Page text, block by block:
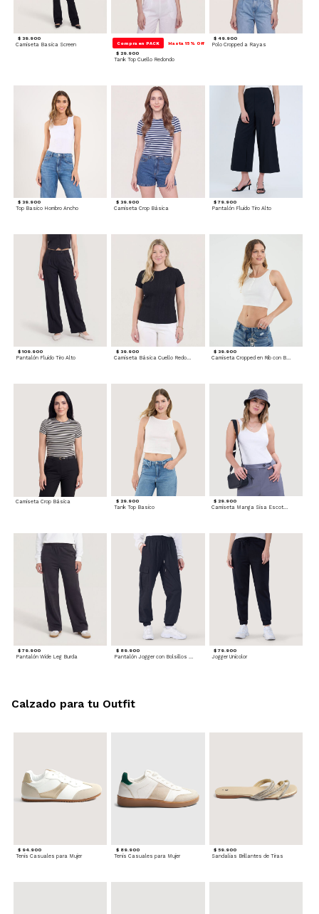
$ 39.900
Camiseta Basica Screen Compra en PACK Hasta 15% Off
$ 29.900
Tank Top Cuello Redondo
$ 49.900
Polo Cropped a Rayas
$ 39.900
Top Basico Hombro Ancho
$ 39.900
Camiseta Crop Básica
$ 79.900
Pantalón Fluido Tiro Alto
$ 109.900
Pantalón Fluido Tiro Alto
$ 39.900
Camiseta Básica Cuello Redondo
$ 39.900
Camiseta Cropped en Rib con Botones
Camiseta Crop Básica $ 29.900
Tank Top Basico
$ 29.900
Camiseta Manga Sisa Escotada
$ 79.900
Pantalón Wide Leg Burda
$ 89.900 $ 79.900
Jogger Unicolor
$ 94.900
Tenis Casuales para Mujer
$ 89.900
Tenis Casuales para Mujer
$ 59.900
Sandalias Brillantes de Tiras
Calzado para tu Outfit